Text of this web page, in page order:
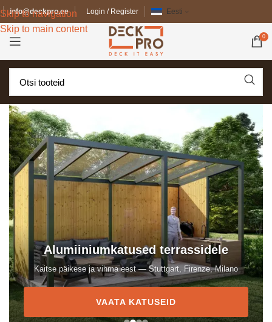
Skip to navigation
Skip to main content
info@deckpro.ee Login / Register Eesti
0
Alumiiniumkatused terrassidele
Kaitse päikese ja vihma eest — Stuttgart, Firenze, Milano
VAATA KATUSEID